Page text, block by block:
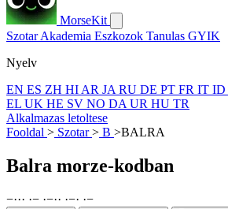
MorseKit
SzotarAkademia Eszkozok Tanulas GYIK
Nyelv
EN ES ZH HI AR JA RU DE PT FR IT ID
EL UK HE SV NO DA UR HU TR
Alkalmazas letoltese
Fooldal > Szotar> B >BALRA
Balra morze-kodban
−··· ·− ·−·· ·−· ·−